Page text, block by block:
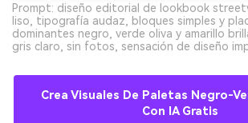
Prompt: diseño editorial de lookbook
liso, tipografía audaz, bloques simples y
dominantes negro, verde oliva y amarillo
gris claro, sin fotos, sensación de diseño
Crea Visuales De Paletas Negro-
Con IA Gratis